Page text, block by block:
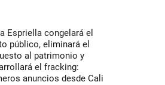
Espriella congelará el
público, eliminará el
al patrimonio y
el fracking:
anuncios desde Cali